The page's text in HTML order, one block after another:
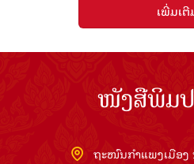
ເພີ່ມເຕີ
ໜັງສືພິມປ
ຖະໜົນກຳແພງເມືອງ